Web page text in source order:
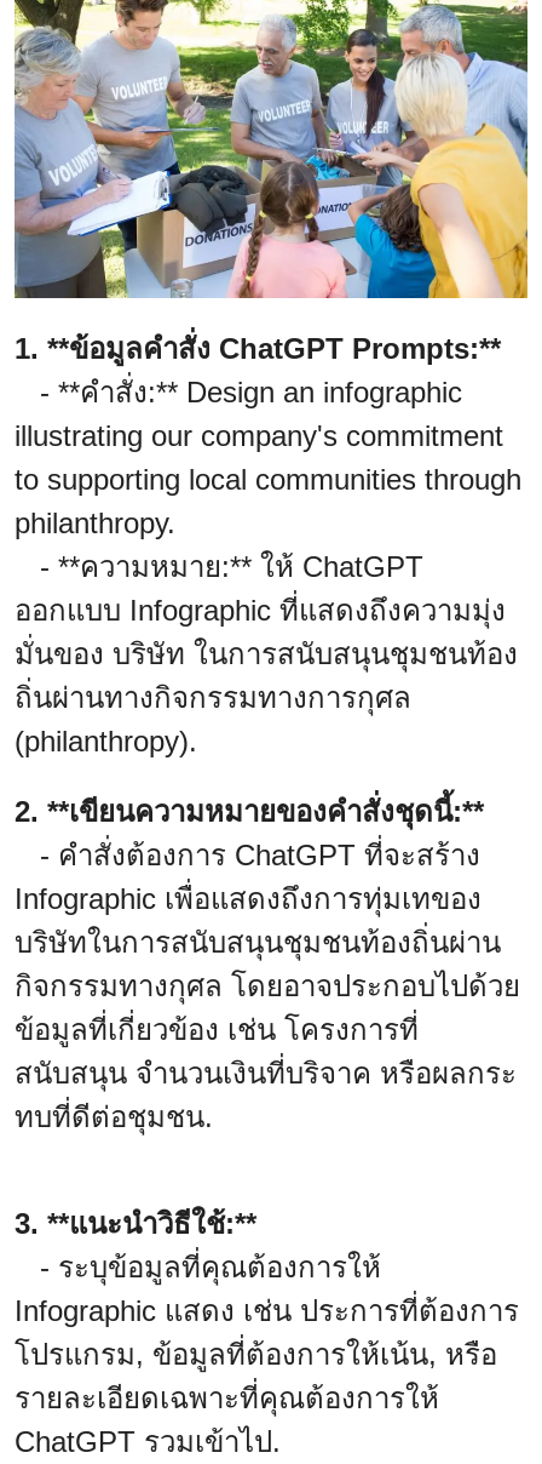
1. **ข้อมูลคำสั่ง ChatGPT Prompts:**
- **คำสั่ง:** Design an infographic
illustrating our company's commitment
to supporting local communities through
philanthropy.
- **ความหมาย:** ให้ ChatGPT
ออกแบบ Infographic ที่แสดงถึงความมุ่ง
มั่นของ บริษัท ในการสนับสนุนชุมชนท้อง
ถิ่นผ่านทางกิจกรรมทางการกุศล
(philanthropy).
2. **เขียนความหมายของคำสั่งชุดนี้:**
- คำสั่งต้องการ ChatGPT ที่จะสร้าง
Infographic เพื่อแสดงถึงการทุ่มเทของ
บริษัทในการสนับสนุนชุมชนท้องถิ่นผ่าน
กิจกรรมทางกุศล โดยอาจประกอบไปด้วย
ข้อมูลที่เกี่ยวข้อง เช่น โครงการที่
สนับสนุน จำนวนเงินที่บริจาค หรือผลกระ
ทบที่ดีต่อชุมชน.
3. **แนะนำวิธีใช้:**
- ระบุข้อมูลที่คุณต้องการให้
Infographic แสดง เช่น ประการที่ต้องการ
โปรแกรม, ข้อมูลที่ต้องการให้เน้น, หรือ
รายละเอียดเฉพาะที่คุณต้องการให้
ChatGPT รวมเข้าไป.